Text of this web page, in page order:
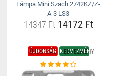
Lámpa Mini Szach 2742KZ/Z-
A-3 LS3
14347 Ft14172 Ft
ÚJDONSÁG KEDVEZMÉNY